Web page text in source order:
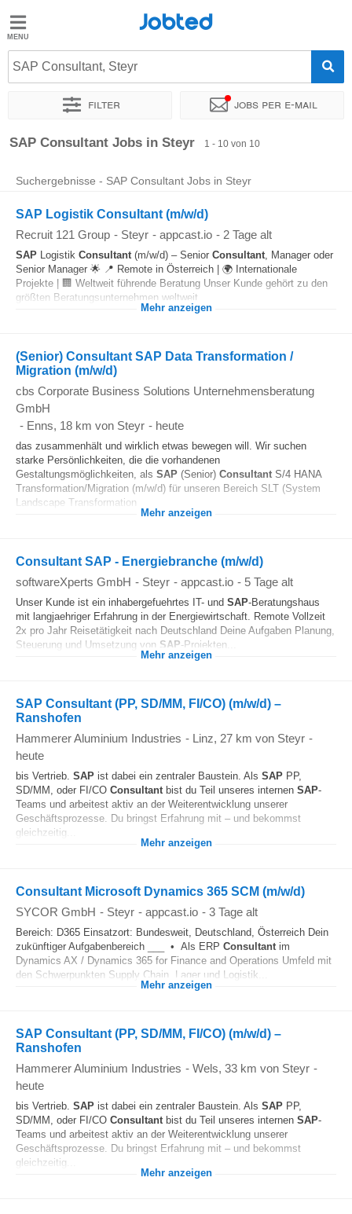
Jobted
Jobs
Jobted
SAP Consultant, Steyr
Filter Jobs per e-mail
Sortieren nach Genauer Standort Personaldienstleister
SAP Consultant Jobs in Steyr 1 - 10 von 10
Suchergebnisse - SAP Consultant Jobs in Steyr
SAP Logistik Consultant (m/w/d)
Recruit 121 Group - Steyr - appcast.io - 2 Tage alt
SAP Logistik Consultant(m/w/d) – Senior Consultant, Manager oder
Senior Manager 🌟 📍 Remote in Österreich | 🌍 Internationale
Projekte | 🏢 Weltweit führende Beratung Unser Kunde gehört zu den
größten Beratungsunternehmen weltweit...
Mehr anzeigen
(Senior) Consultant SAP Data Transformation /
Migration (m/w/d)
cbs Corporate Business Solutions Unternehmensberatung
GmbH
- Enns, 18 km von Steyr - heute
das zusammenhält und wirklich etwas bewegen will. Wir suchen
starke Persönlichkeiten, die die vorhandenen
Gestaltungsmöglichkeiten, als SAP (Senior) Consultant S/4 HANA
Transformation/Migration (m/w/d) für unseren Bereich SLT (System
Landscape Transformation...
Mehr anzeigen
Consultant SAP - Energiebranche (m/w/d)
softwareXperts GmbH - Steyr - appcast.io - 5 Tage alt
Unser Kunde ist ein inhabergefuehrtes IT- und SAP-Beratungshaus
mit langjaehriger Erfahrung in der Energiewirtschaft. Remote Vollzeit
2x pro Jahr Reisetätigkeit nach Deutschland Deine Aufgaben Planung,
Steuerung und Umsetzung von SAP-Projekten...
Mehr anzeigen
SAP Consultant (PP, SD/MM, FI/CO) (m/w/d) –
Ranshofen
Hammerer Aluminium Industries - Linz, 27 km von Steyr -
heute
bis Vertrieb. SAP ist dabei ein zentraler Baustein. Als SAP PP,
SD/MM, oder FI/CO Consultantbist du Teil unseres internen SAP-
Teams und arbeitest aktiv an der Weiterentwicklung unserer
Geschäftsprozesse. Du bringst Erfahrung mit – und bekommst
gleichzeitig...
Mehr anzeigen
Consultant Microsoft Dynamics 365 SCM (m/w/d)
SYCOR GmbH - Steyr - appcast.io - 3 Tage alt
Bereich: D365 Einsatzort: Bundesweit, Deutschland, Österreich Dein
zukünftiger Aufgabenbereich ___ • Als ERP Consultant im
Dynamics AX / Dynamics 365 for Finance and Operations Umfeld mit
den Schwerpunkten Supply Chain, Lager und Logistik...
Mehr anzeigen
SAP Consultant (PP, SD/MM, FI/CO) (m/w/d) –
Ranshofen
Hammerer Aluminium Industries - Wels, 33 km von Steyr -
heute
bis Vertrieb. SAP ist dabei ein zentraler Baustein. Als SAP PP,
SD/MM, oder FI/CO Consultantbist du Teil unseres internen SAP-
Teams und arbeitest aktiv an der Weiterentwicklung unserer
Geschäftsprozesse. Du bringst Erfahrung mit – und bekommst
gleichzeitig...
Mehr anzeigen